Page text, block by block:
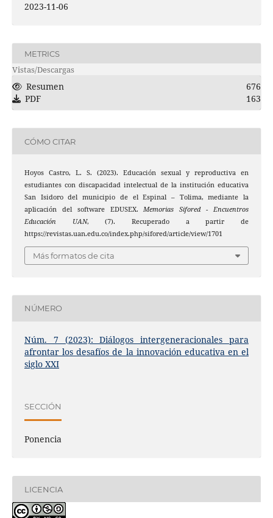
2023-11-06
METRICS
Vistas/Descargas
Resumen
676
PDF
163
CÓMO CITAR
Hoyos Castro, L. S. (2023). Educación sexual y reproductiva en
estudiantes con discapacidad intelectual de la institución educativa
San Isidoro del municipio de el Espinal – Tolima, mediante la
aplicación del software EDUSEX.Memorias Sifored - Encuentros
Educación UAN, (7). Recuperado a partir de
https://revistas.uan.edu.co/index.php/sifored/article/view/1701
Más formatos de cita
NÚMERO
Núm. 7 (2023): Diálogos intergeneracionales para
afrontar los desafíos de la innovación educativa en el
siglo XXI
SECCIÓN
Ponencia
LICENCIA